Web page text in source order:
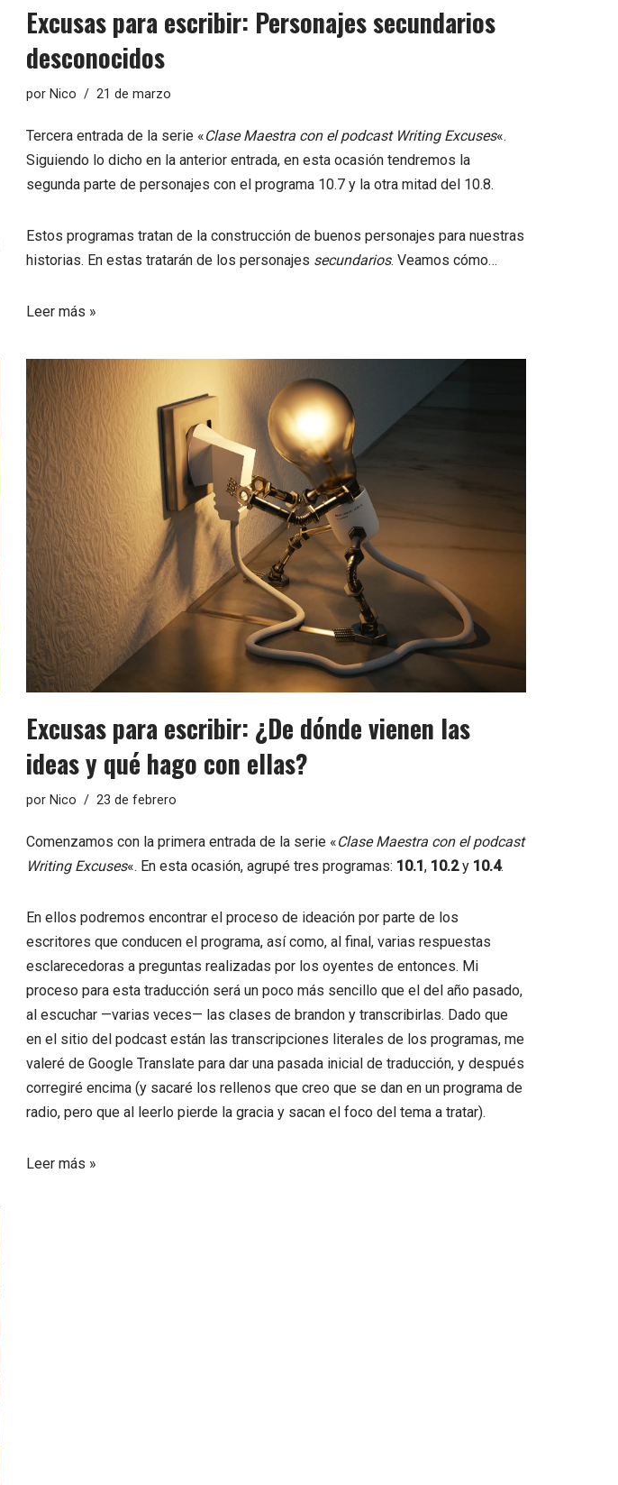
Excusas para escribir: Personajes secundarios
desconocidos
por Nico 21 de marzo
Tercera entrada de la serie «Clase Maestra con el podcast Writing Excuses«.
Siguiendo lo dicho en la anterior entrada, en esta ocasión tendremos la
segunda parte de personajes con el programa 10.7 y la otra mitad del 10.8.
Estos programas tratan de la construcción de buenos personajes para nuestras
historias. En estas tratarán de los personajes secundarios. Veamos cómo…
Leer más »
Excusas para escribir: ¿De dónde vienen las
ideas y qué hago con ellas?
por Nico 23 de febrero
Comenzamos con la primera entrada de la serie «Clase Maestra con el podcast
Writing Excuses«. En esta ocasión, agrupé tres programas: 10.1, 10.2y 10.4.
En ellos podremos encontrar el proceso de ideación por parte de los
escritores que conducen el programa, así como, al final, varias respuestas
esclarecedoras a preguntas realizadas por los oyentes de entonces. Mi
proceso para esta traducción será un poco más sencillo que el del año pasado,
al escuchar —varias veces— las clases de brandon y transcribirlas. Dado que
en el sitio del podcast están las transcripciones literales de los programas, me
valeré de Google Translate para dar una pasada inicial de traducción, y después
corregiré encima (y sacaré los rellenos que creo que se dan en un programa de
radio, pero que al leerlo pierde la gracia y sacan el foco del tema a tratar).
Leer más »